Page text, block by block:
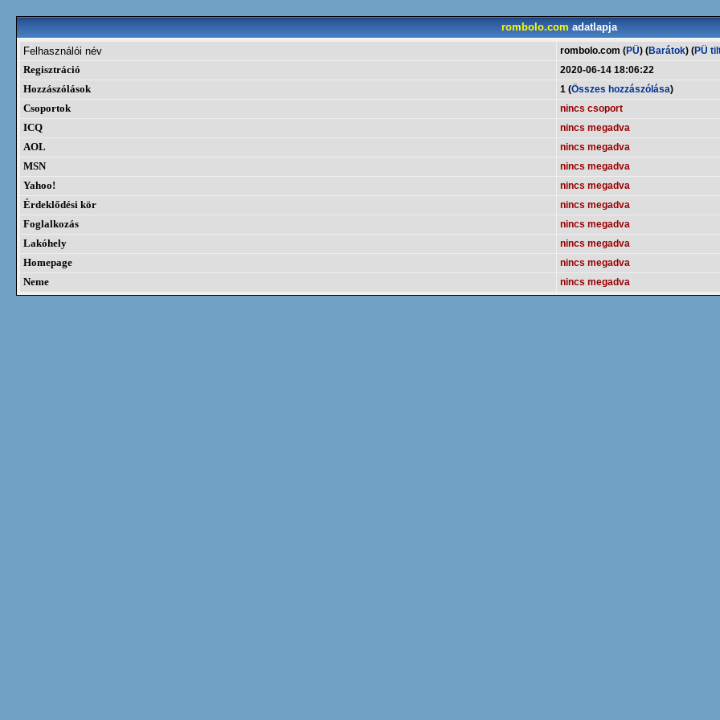
rombolo.com adatlapja
Felhasználói név
rombolo.com (PÜ) (Barátok) (PÜ
Regisztráció
2020-06-14 18:06:22
Hozzászólások
1 (Összes hozzászólása)
Csoportok
nincs csoport
ICQ
nincs megadva
AOL
nincs megadva
MSN
nincs megadva
Yahoo!
nincs megadva
Érdeklődési kör
nincs megadva
Foglalkozás
nincs megadva
Lakóhely
nincs megadva
Homepage
nincs megadva
Neme
nincs megadva